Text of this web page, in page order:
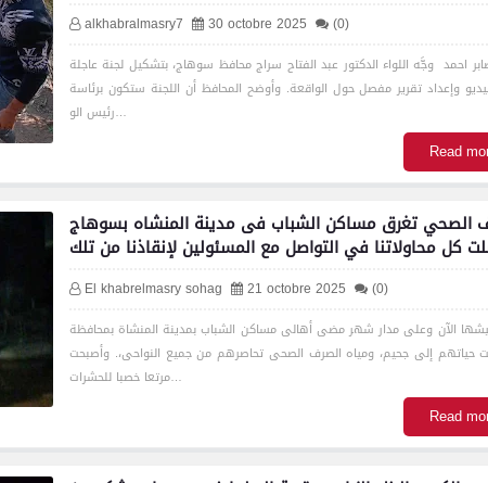
alkhabralmasry7 30 octobre 2025 (0)
احمد وجَّه اللواء الدكتور عبد الفتاح سراج محافظ سوهاج، بتشكيل لجنة عاجلة
وإعداد تقرير مفصل حول الواقعة. وأوضح المحافظ أن اللجنة ستكون برئاسة
رئيس الو…
Read
الصحي تغرق مساكن الشباب فى مدينة المنشاه بسوهاج
كل محاولاتنا في التواصل مع المسئولين لإنقاذنا من تلك
El khabrelmasry sohag 21 octobre 2025 (0)
الآن وعلى مدار شهر مضى أهالى مساكن الشباب بمدينة المنشاة بمحافظة
حياتهم إلى جحيم، ومياه الصرف الصحى تحاصرهم من جميع النواحى،. وأصبحت
مرتعا خصبا للحشرات…
Read